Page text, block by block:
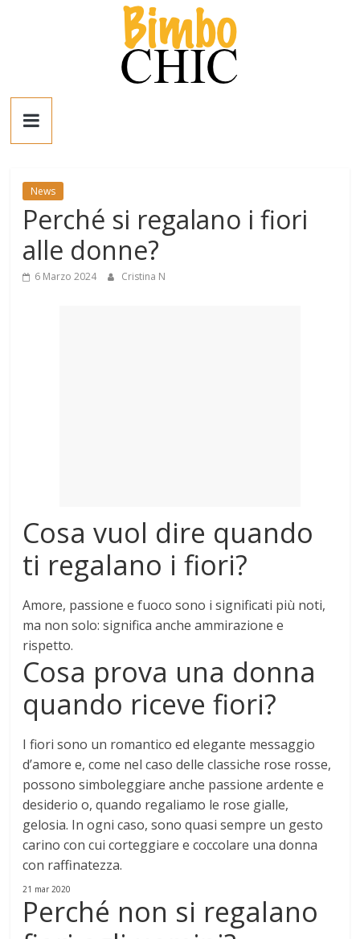
Bimbo
News
moda,
mamme,
spettacolo
News
Perché si regalano i fiori
alle donne?
6 Marzo 2024 Cristina N
Cosa vuol dire quando
ti regalano i fiori?
Amore, passione e fuoco sono i significati più noti,
ma non solo: significa anche ammirazione e
rispetto.
Cosa prova una donna
quando riceve fiori?
I fiori sono un romantico ed elegante messaggio
d’amore e, come nel caso delle classiche rose rosse,
possono simboleggiare anche passione ardente e
desiderio o, quando regaliamo le rose gialle,
gelosia. In ogni caso,sono quasi sempre un gesto
carino con cui corteggiare e coccolare una donna
con raffinatezza.
21 mar 2020
Perché non si regalano